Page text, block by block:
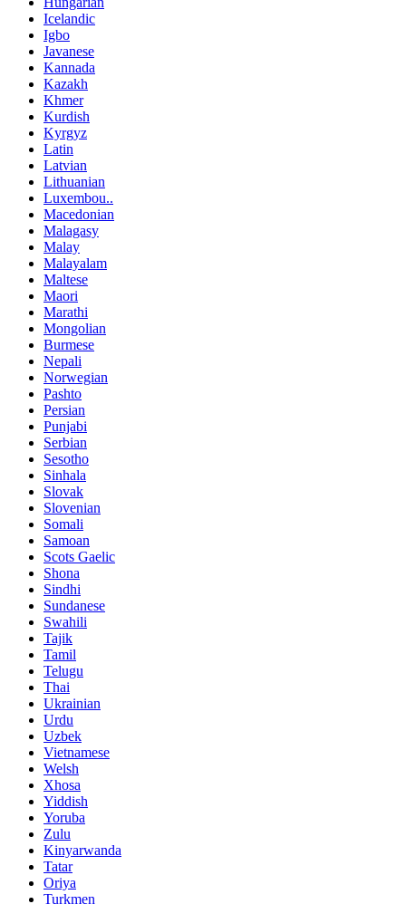
Icelandic
Igbo
Javanese
Kannada
Kazakh
Khmer
Kurdish
Kyrgyz
Latin
Latvian
Lithuanian
Luxembou..
Macedonian
Malagasy
Malay
Malayalam
Maltese
Maori
Marathi
Mongolian
Burmese
Nepali
Norwegian
Pashto
Persian
Punjabi
Serbian
Sesotho
Sinhala
Slovak
Slovenian
Somali
Samoan
Scots Gaelic
Shona
Sindhi
Sundanese
Swahili
Tajik
Tamil
Telugu
Thai
Ukrainian
Urdu
Uzbek
Vietnamese
Welsh
Xhosa
Yiddish
Yoruba
Zulu
Kinyarwanda
Tatar
Oriya
Turkmen